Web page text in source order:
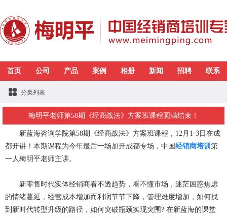
首页 公司 产品 案例 相册 新闻 招聘 联系
分类列表
梅明平老师第58期《经商战法》方案班课程圆满结束！
新蓝海咨询学院第58期《经商战法》方案班课程，12月1-3日在成
都开讲！本期课程为今年最后一场加开成都专场，中国 经销商培训 第
一人梅明平老师主讲。
新零售时代实体经销商看不透趋势，看不懂市场，迷茫困惑焦虑
的情绪蔓延，经营成本增加而利润节节下降，管理难度增加，如何找
到新时代转型升级的路径，如何突破瓶颈实现突围? 在新蓝海的课堂